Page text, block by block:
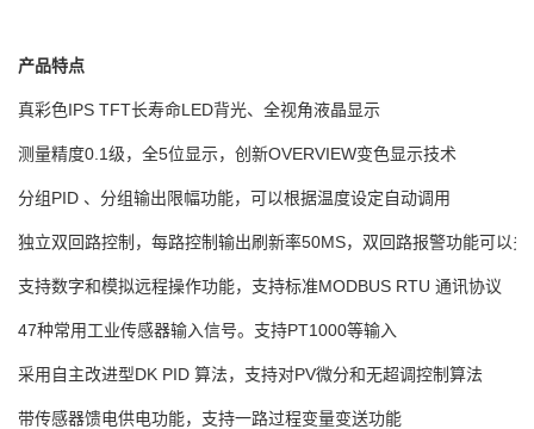
产品特点
真彩色IPS TFT长寿命LED背光、全视角液晶显示
测量精度0.1级，全5位显示，创新OVERVIEW变色显示技术
分组PID 、分组输出限幅功能，可以根据温度设定自动调用
独立双回路控制，每路控制输出刷新率50MS，双回路报警功能可以多
支持数字和模拟远程操作功能，支持标准MODBUS RTU 通讯协议
47种常用工业传感器输入信号。支持PT1000等输入
采用自主改进型DK PID 算法，支持对PV微分和无超调控制算法
带传感器馈电供电功能，支持一路过程变量变送功能